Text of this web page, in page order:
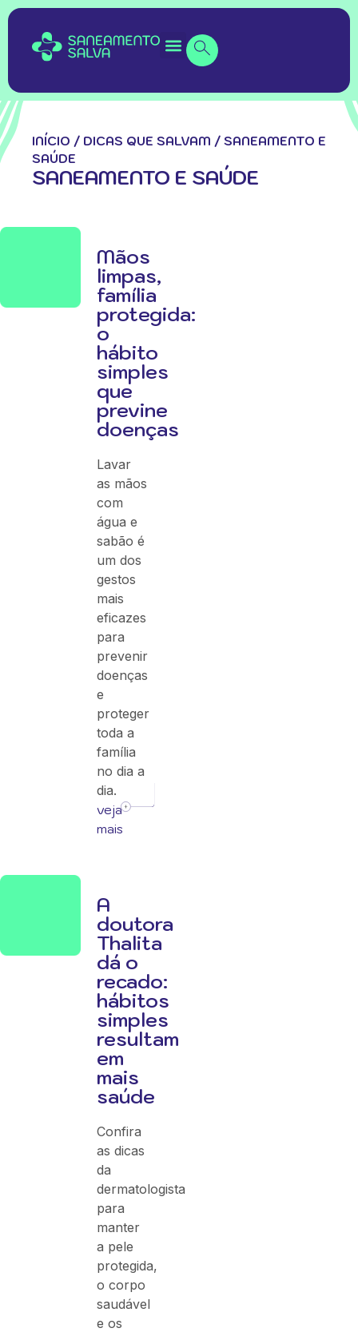
INÍCIO / DICAS QUE SALVAM / SANEAMENTO E
SAÚDE
SANEAMENTO E SAÚDE
Mãos
limpas,
família
protegida:
o
hábito
simples
que
previne
doenças
Lavar
as mãos
com
água e
sabão é
um dos
gestos
mais
eficazes
para
prevenir
doenças
e
proteger
toda a
família
no dia a
dia.
veja
mais
A
doutora
Thalita
dá o
recado:
hábitos
simples
resultam
em
mais
saúde
Confira
as dicas
da
dermatologista
para
manter
a pele
protegida,
o corpo
saudável
e os